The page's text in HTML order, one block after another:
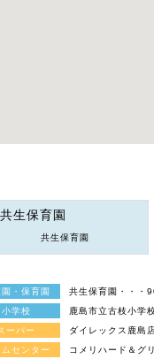
共生保育園
・保育園 共生保育園・・・
小学校
鹿島市立古枝小学
ーパー
ダイレックス鹿島
センター
コメリハード＆グ